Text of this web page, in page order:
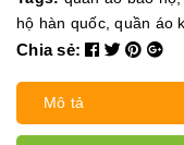
hộ hàn quốc,quần áo
Chia sẻ:
Mô tả